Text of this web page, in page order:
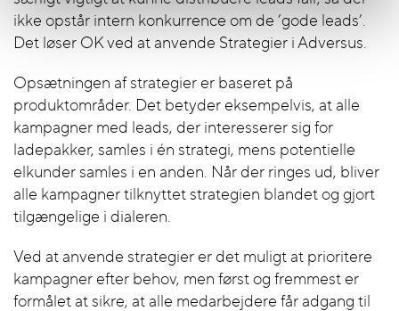
ikke opstår intern konkurrence om de ’gode leads’.
Det løser OK ved at anvende Strategier i Adversus.
Opsætningen af strategier er baseret på
produktområder. Det betyder eksempelvis, at alle
kampagner med leads, der interesserer sig for
ladepakker, samles i én strategi, mens potentielle
elkunder samles i en anden. Når der ringes ud, bliver
alle kampagner tilknyttet strategien blandet og gjort
tilgængelige i dialeren.
Ved at anvende strategier er det muligt at prioritere
kampagner efter behov, men først og fremmest er
formålet at sikre, at alle medarbejdere får adgang til